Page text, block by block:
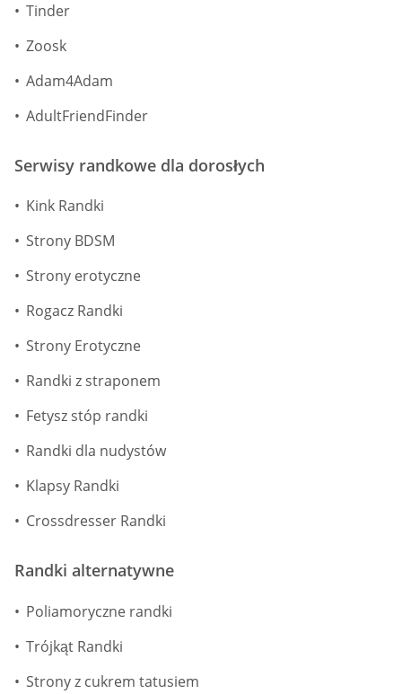
Tinder
Zoosk
Adam4Adam
AdultFriendFinder
Serwisy randkowe dla dorosłych
Kink Randki
Strony BDSM
Strony erotyczne
Rogacz Randki
Strony Erotyczne
Randki z straponem
Fetysz stóp randki
Randki dla nudystów
Klapsy Randki
Crossdresser Randki
Randki alternatywne
Poliamoryczne randki
Trójkąt Randki
Strony z cukrem tatusiem